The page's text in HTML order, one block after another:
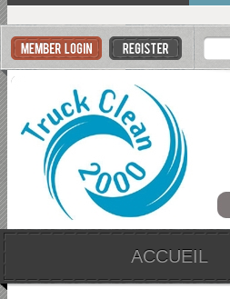
ACCUEIL